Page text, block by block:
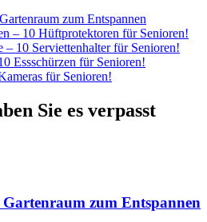
zum Entspannen
– 10 Hüftprotektoren für Senioren!
– 10 Serviettenhalter für Senioren!
Essschürzen für Senioren!
für Senioren!
Sie es verpasst
zum Entspannen